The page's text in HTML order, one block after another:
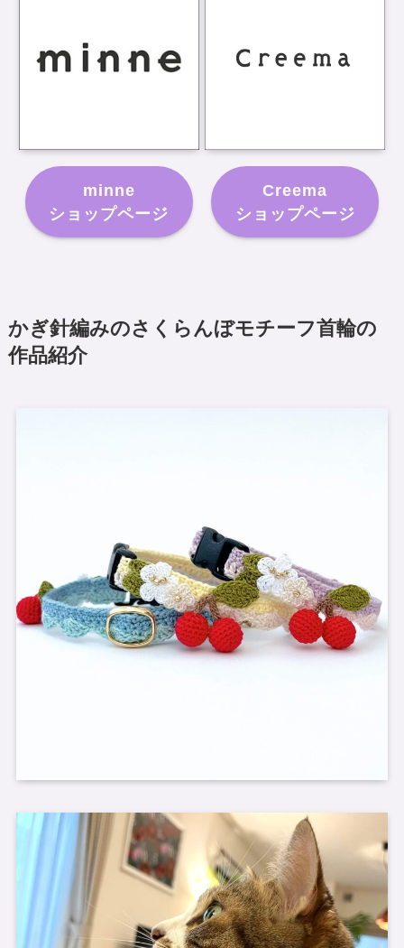
minne
ショップページ
Creema
ショップページ
かぎ針編みのさくらんぼモチーフ首輪の
作品紹介